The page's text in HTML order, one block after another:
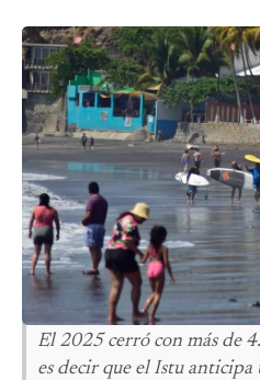
El 2025 cerró con más de
es decir que el Istu